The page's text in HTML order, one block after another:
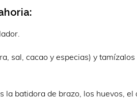
sal, cacao y especias) y
la batidora de brazo, los huevos,